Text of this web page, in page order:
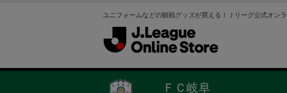
ユニフォームなどの観戦グッズが買える！Ｊリーグ公式オン
ＦＣ岐阜